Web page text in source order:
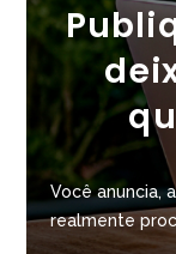
Você anuncia,
realmente